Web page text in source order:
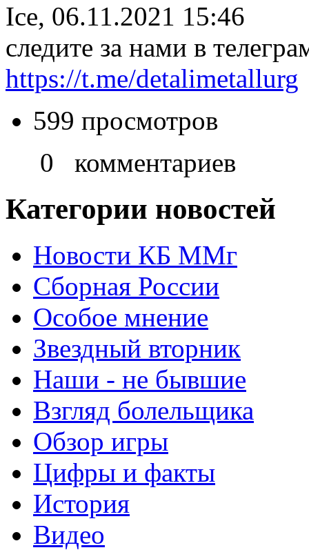
Ice, 06.11.2021 15:46
следите за нами в
https://t.me/detalimetallurg
599 просмотров
0 комментариев
Категории новостей
Новости КБ ММг
Сборная России
Особое мнение
Звездный вторник
Наши - не бывшие
Взгляд болельщика
Обзор игры
Цифры и факты
История
Видео